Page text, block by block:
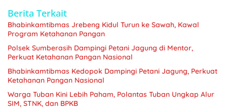
Berita Terkait
Bhabinkamtibmas Jrebeng Kidul Turun ke Sawah, Kawal
Program Ketahanan Pangan
Polsek Sumberasih Dampingi Petani Jagung di Mentor,
Perkuat Ketahanan Pangan Nasional
Bhabinkamtibmas Kedopok Dampingi Petani Jagung, Perkuat
Ketahanan Pangan Nasional
Warga Tuban Kini Lebih Paham, Polantas Tuban Ungkap Alur
SIM, STNK, dan BPKB